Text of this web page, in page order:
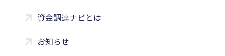
資金調達ナビとは
お知らせ